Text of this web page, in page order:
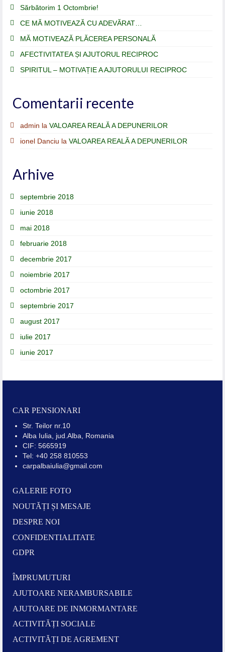
Sărbătorim 1 Octombrie!
CE MĂ MOTIVEAZĂ CU ADEVĂRAT…
MĂ MOTIVEAZĂ PLĂCEREA PERSONALĂ
AFECTIVITATEA ȘI AJUTORUL RECIPROC
SPIRITUL – MOTIVAȚIE A AJUTORULUI RECIPROC
Comentarii recente
admin la VALOAREA REALĂ A DEPUNERILOR
ionel Danciu la VALOAREA REALĂ A DEPUNERILOR
Arhive
septembrie 2018
iunie 2018
mai 2018
februarie 2018
decembrie 2017
noiembrie 2017
octombrie 2017
septembrie 2017
august 2017
iulie 2017
iunie 2017
CAR PENSIONARI
Str. Teilor nr.10
Alba Iulia, jud.Alba, Romania
CIF: 5665919
Tel: +40 258 810553
carpalbaiulia@gmail.com
GALERIE FOTO
NOUTĂȚI ȘI MESAJE
DESPRE NOI
CONFIDENTIALITATE
GDPR
ÎMPRUMUTURI
AJUTOARE NERAMBURSABILE
AJUTOARE DE INMORMANTARE
ACTIVITĂȚI SOCIALE
ACTIVITĂȚI DE AGREMENT